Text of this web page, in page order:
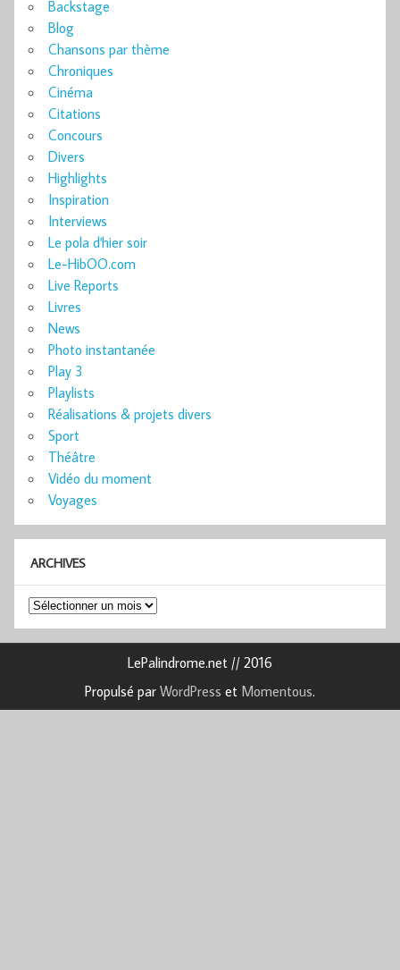
Backstage
Blog
Chansons par thème
Chroniques
Cinéma
Citations
Concours
Divers
Highlights
Inspiration
Interviews
Le pola d'hier soir
Le-HibOO.com
Live Reports
Livres
News
Photo instantanée
Play 3
Playlists
Réalisations & projets divers
Sport
Théâtre
Vidéo du moment
Voyages
ARCHIVES
Archives
LePalindrome.net // 2016
Propulsé par WordPress et Momentous.